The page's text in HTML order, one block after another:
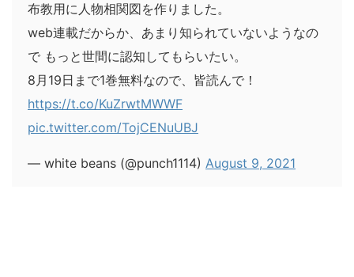
布教用に人物相関図を作りました。
web連載だからか、あまり知られていないようなの
で もっと世間に認知してもらいたい。
8月19日まで1巻無料なので、皆読んで！
https://t.co/KuZrwtMWWF
pic.twitter.com/TojCENuUBJ
— white beans (@punch1114) August 9, 2021